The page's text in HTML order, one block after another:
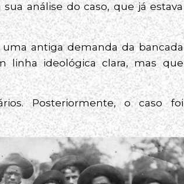
análise do caso, que já estava
antiga demanda da bancada
linha ideológica clara, mas que
Posteriormente, o caso foi